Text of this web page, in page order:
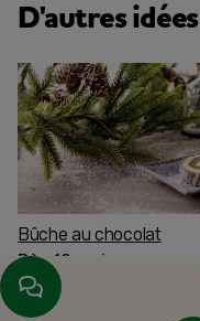
D'autres idées
Bûche au chocolat
Dès 12 mois